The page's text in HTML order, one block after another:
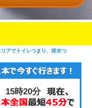
アでトイレつまり、排水つ
15時20分